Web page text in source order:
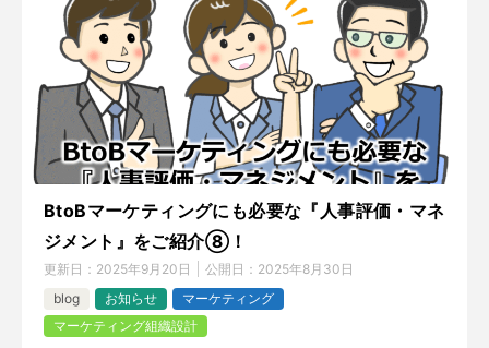
BtoBマーケティングにも必要な『人事評価・マネ
ジメント』をご紹介⑧！
更新日： 2025年9月20日 公開日： 2025年8月30日
blog
お知らせ
マーケティング
マーケティング組織設計